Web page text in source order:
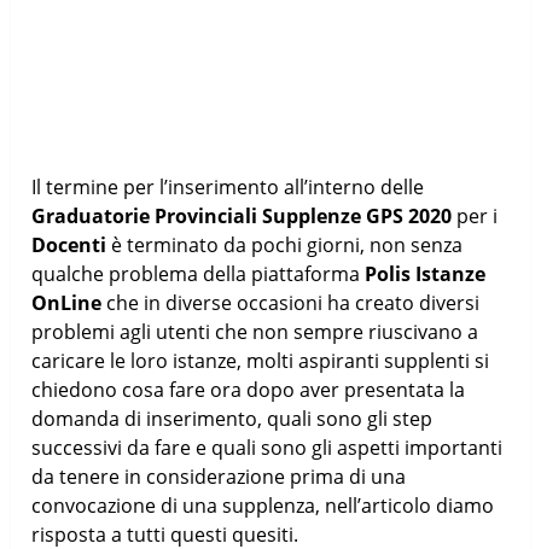
Il termine per l’inserimento all’interno delle
Graduatorie Provinciali Supplenze GPS 2020 per i
Docenti è terminato da pochi giorni, non senza
qualche problema della piattaforma Polis Istanze
OnLine che in diverse occasioni ha creato diversi
problemi agli utenti che non sempre riuscivano a
caricare le loro istanze, molti aspiranti supplenti si
chiedono cosa fare ora dopo aver presentata la
domanda di inserimento, quali sono gli step
successivi da fare e quali sono gli aspetti importanti
da tenere in considerazione prima di una
convocazione di una supplenza, nell’articolo diamo
risposta a tutti questi quesiti.